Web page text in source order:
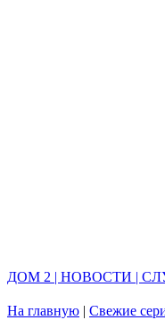
ДОМ 2 | НОВОСТИ |
На главную | Свежие